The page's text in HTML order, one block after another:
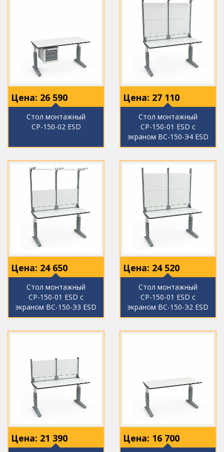
Цена: 26 590
Стол монтажный
СР-150-02 ESD
Цена: 27 110
Стол монтажный
СР-150-01 ESD с
экраном ВС-150-Э4 ESD
Цена: 24 650
Стол монтажный
СР-150-01 ESD с
экраном ВС-150-Э3 ESD
Цена: 24 520
Стол монтажный
СР-150-01 ESD с
экраном ВС-150-Э2 ESD
Цена: 21 390 Цена: 16 700